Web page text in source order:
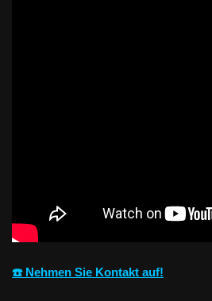
☎️ Nehmen Sie Kontakt auf!